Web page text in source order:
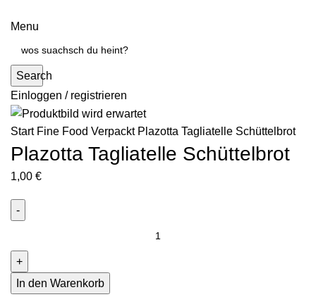
Menu
Search
Einloggen / registrieren
Start Fine Food Verpackt Plazotta Tagliatelle Schüttelbrot
Plazotta Tagliatelle Schüttelbrot
1,00 €
In den Warenkorb